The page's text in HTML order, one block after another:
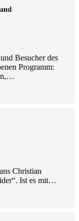
Besucher des
Programm:
Christian
Ist es mit…